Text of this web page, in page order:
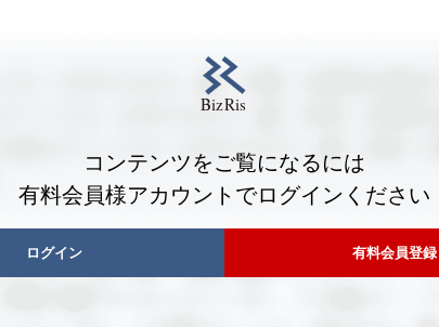
コンテンツをご覧になるには
有料会員様アカウントでログインください
ログイン 有料会員登録